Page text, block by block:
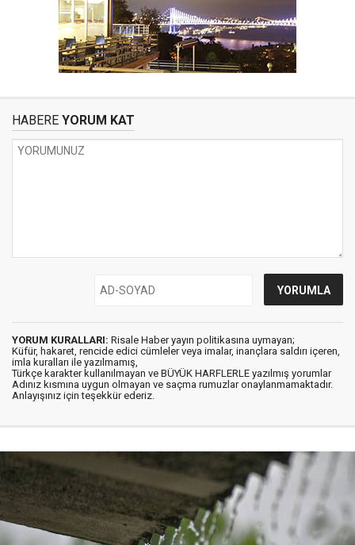
HABERE YORUM KAT
YORUM KURALLARI: Risale Haber yayın politikasına uymayan;
Küfür, hakaret, rencide edici cümleler veya imalar, inançlara saldırı içeren,
imla kuralları ile yazılmamış,
Türkçe karakter kullanılmayan ve BÜYÜK HARFLERLE yazılmış yorumlar
Adınız kısmına uygun olmayan ve saçma rumuzlar onaylanmamaktadır.
Anlayışınız için teşekkür ederiz.